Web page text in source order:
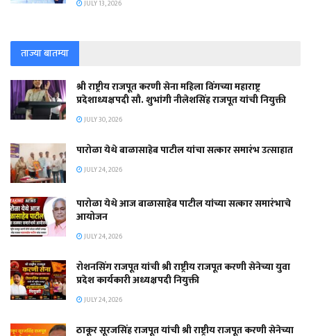
JULY 13, 2026
ताज्या बातम्या
श्री राष्ट्रीय राजपूत करणी सेना महिला विंगच्या महाराष्ट्र
प्रदेशाध्यक्षपदी सौ. शुभांगी नीलेशसिंह राजपूत यांची नियुक्ती
JULY 30, 2026
पारोळा येथे बाळासाहेब पाटील यांचा सत्कार समारंभ उत्साहात
JULY 24, 2026
पारोळा येथे आज बाळासाहेब पाटील यांच्या सत्कार समारंभाचे
आयोजन
JULY 24, 2026
रोशनसिंग राजपूत यांची श्री राष्ट्रीय राजपूत करणी सेनेच्या युवा
प्रदेश कार्यकारी अध्यक्षपदी नियुक्ती
JULY 24, 2026
ठाकूर सूरजसिंह राजपूत यांची श्री राष्ट्रीय राजपूत करणी सेनेच्या